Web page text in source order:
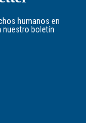
humanos en
nuestro boletín